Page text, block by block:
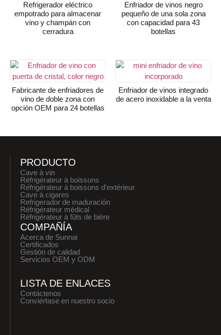
Refrigerador eléctrico
empotrado para almacenar
vino y champán con
cerradura
Enfriador de vinos negro
pequeño de una sola zona
con capacidad para 43
botellas
Fabricante de enfriadores de
vino de doble zona con
opción OEM para 24 botellas
Enfriador de vinos integrado
de acero inoxidable a la venta
PRODUCTO
Cave à vin
Réfrigérateur à boissons
Réfrigérateur à boissons d'extérieur
Cave à cigares
Refrigerador de maduración
Réfrigérateur médical
Réfrigérateur à fûts de bière
COMPAÑÍA
Acerca de Sunnai
Certificados
Gestión de calidad
Servicios OEM y ODM
LISTA DE ENLACES
Contáctenos
Conviértase en nuestro socio